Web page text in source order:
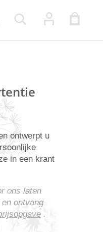
ontwerpt u
in een krant
ons laten
ontvang
.